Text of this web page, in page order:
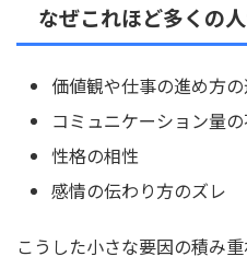
なぜこれほど多くの
価値観や仕事の進め方
コミュニケーション量
性格の相性
感情の伝わり方のズレ
こうした小さな要因の積み重